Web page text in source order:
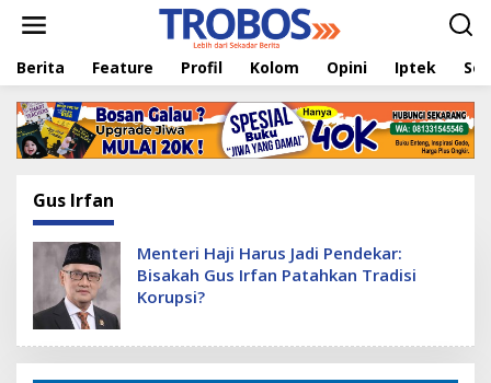
t
Berita Feature Profil Kolom Opini Iptek
Gus Irfan
Menteri Haji Harus Jadi Pendekar:
Bisakah Gus Irfan Patahkan Tradisi
Korupsi?